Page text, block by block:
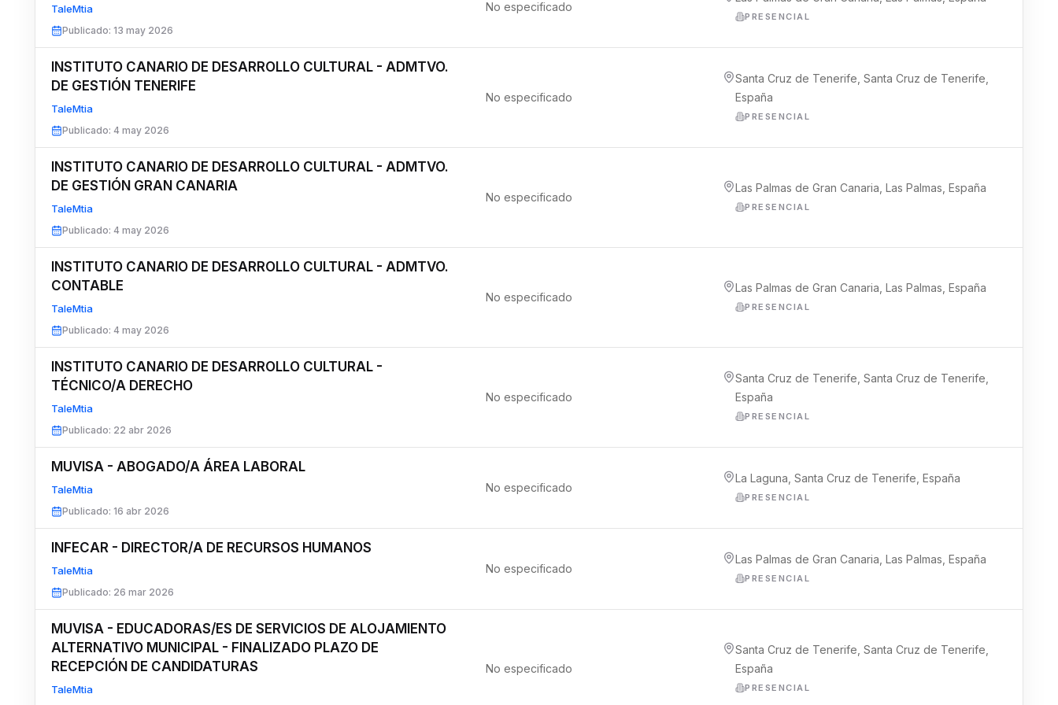
TaleMtia
Publicado: 13 may 2026
No especificado
PRESENCIAL
INSTITUTO CANARIO DE DESARROLLO CULTURAL - ADMTVO.
DE GESTIÓN TENERIFE
TaleMtia
Publicado: 4 may 2026
No especificado
Santa Cruz de Tenerife, Santa Cruz de Tenerife,
España
PRESENCIAL
INSTITUTO CANARIO DE DESARROLLO CULTURAL - ADMTVO.
DE GESTIÓN GRAN CANARIA
TaleMtia
Publicado: 4 may 2026
No especificado
Las Palmas de Gran Canaria, Las Palmas, España
PRESENCIAL
INSTITUTO CANARIO DE DESARROLLO CULTURAL - ADMTVO.
CONTABLE
TaleMtia
Publicado: 4 may 2026
No especificado
Las Palmas de Gran Canaria, Las Palmas, España
PRESENCIAL
INSTITUTO CANARIO DE DESARROLLO CULTURAL -
TÉCNICO/A DERECHO
TaleMtia
Publicado: 22 abr 2026
No especificado
Santa Cruz de Tenerife, Santa Cruz de Tenerife,
España
PRESENCIAL
MUVISA - ABOGADO/A ÁREA LABORAL
TaleMtia
Publicado: 16 abr 2026
No especificado
La Laguna, Santa Cruz de Tenerife, España
PRESENCIAL
INFECAR - DIRECTOR/A DE RECURSOS HUMANOS
TaleMtia
Publicado: 26 mar 2026
No especificado
Las Palmas de Gran Canaria, Las Palmas, España
PRESENCIAL
MUVISA - EDUCADORAS/ES DE SERVICIOS DE ALOJAMIENTO
ALTERNATIVO MUNICIPAL - FINALIZADO PLAZO DE
RECEPCIÓN DE CANDIDATURAS
TaleMtia
No especificado
Santa Cruz de Tenerife, Santa Cruz de Tenerife,
España
PRESENCIAL